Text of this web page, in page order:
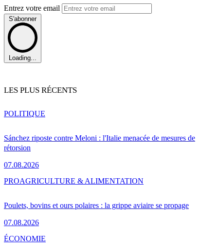
Entrez votre email
S'abonner
Loading...
LES PLUS RÉCENTS
Sánchez riposte contre Meloni : l'Italie menacée de mesures de
rétorsion
07.08.2026
POLITIQUE
Poulets, bovins et ours polaires : la grippe aviaire se propage
07.08.2026
PROAGRICULTURE & ALIMENTATION
ÉCONOMIE